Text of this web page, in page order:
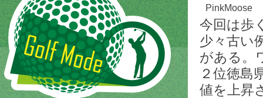
PinkMoose
今回は歩
少々古い
がある。
２位徳島
値を上昇